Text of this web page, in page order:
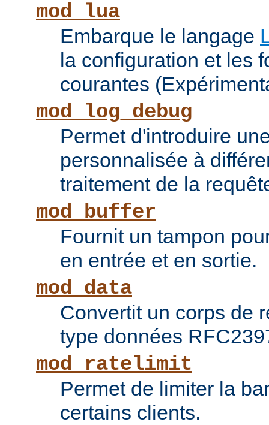
mod_lua
Embarque le langage
la configuration et les
courantes
mod_log_debug
Permet d'introduire
personnalisée à
traitement de la
mod_buffer
Fournit un tampon
en entrée et en sortie.
mod_data
Convertit un corps de
type données
mod_ratelimit
Permet de limiter la
certains clients.